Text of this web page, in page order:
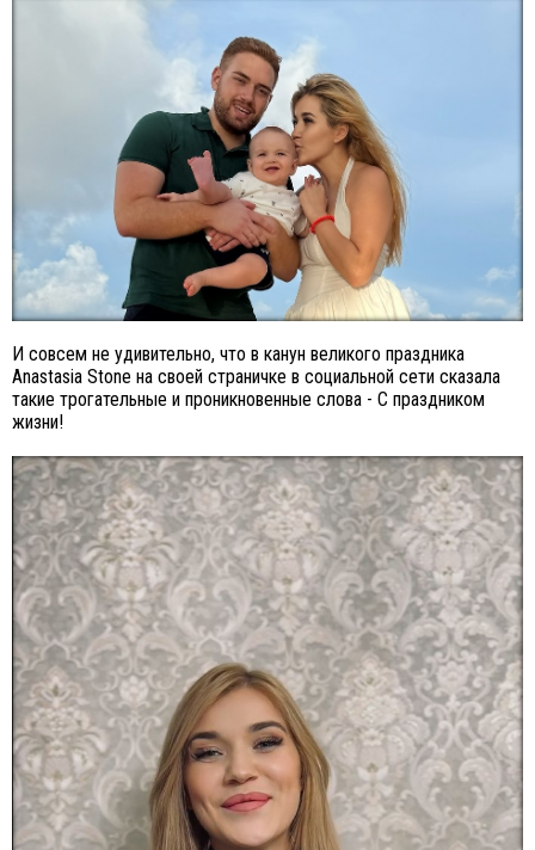
И совсем не удивительно, что в канун великого праздника
Anastasia Stone на своей страничке в социальной сети сказала
такие трогательные и проникновенные слова - С праздником
жизни!